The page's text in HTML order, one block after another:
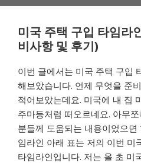
미국 주택 구입 타임라
비사항 및 후기)
이번 글에서는 미국 주택 구입
해보았습니다. 언제 무엇을 준
적어보았는데요. 미국에 내 집
주마등처럼 떠오르네요. 아무
분들께 도움되는 내용이었으
임라인 아래 표는 저의 이번 미
타임라인입니다. 저는 올 초 미